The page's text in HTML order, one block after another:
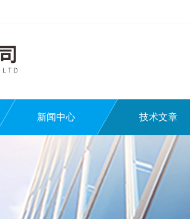
新闻中心 技术文章